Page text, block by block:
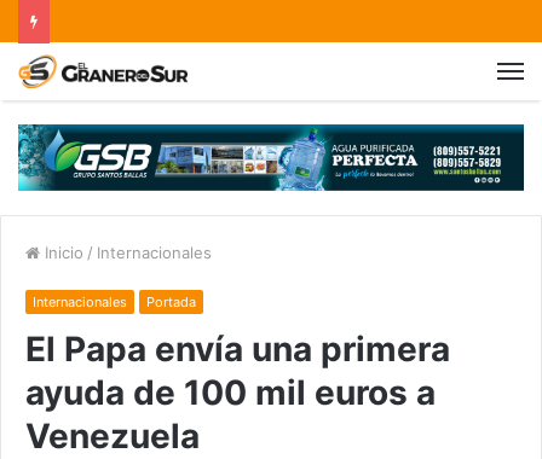
Inicio / Internacionales
Internacionales Portada
El Papa envía una primera
ayuda de 100 mil euros a
Venezuela